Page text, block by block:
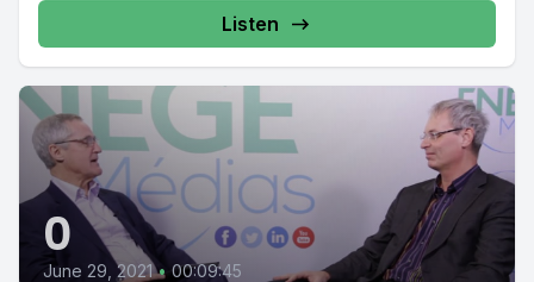
Listen
0
June 29, 2021 • 00:09:45